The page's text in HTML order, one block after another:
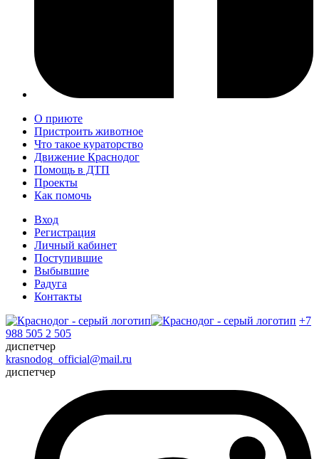
О приюте
Пристроить животное
Что такое кураторство
Движение Краснодог
Помощь в ДТП
Проекты
Как помочь
Вход
Регистрация
Личный кабинет
Поступившие
Выбывшие
Радуга
Контакты
+7
988 505 2 505
диспетчер
krasnodog_official@mail.ru
диспетчер